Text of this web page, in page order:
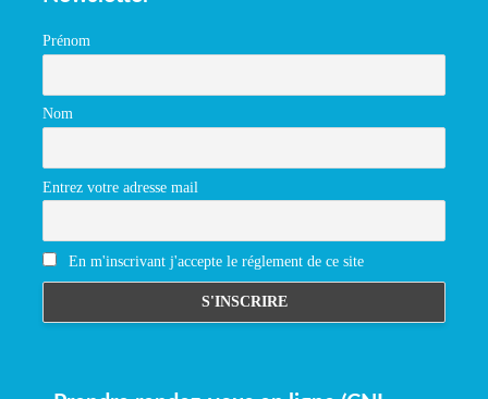
Prénom
Nom
Entrez votre adresse mail
En m'inscrivant j'accepte le réglement de ce site